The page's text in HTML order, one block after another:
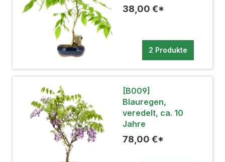
38,00 €*
2 Produkte
[B009]
Blauregen,
veredelt, ca. 10
Jahre
78,00 €*